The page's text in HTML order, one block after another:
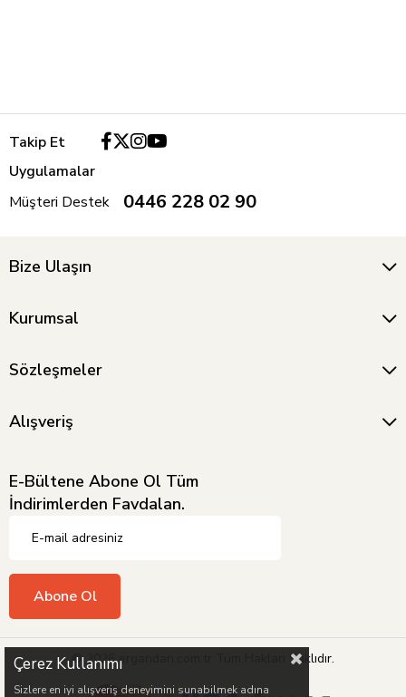
Takip Et
Uygulamalar
Müşteri Destek
0446 228 02 90
Bize Ulaşın
Kurumsal
Sözleşmeler
Alışveriş
E-Bültene Abone Ol Tüm
İndirimlerden Favdalan.
Abone Ol
© 2026 ergandan.com.tr Tüm Hakları Saklıdır.
Çerez Kullanımı
Sizlere en iyi alışveriş deneyimini sunabilmek adına